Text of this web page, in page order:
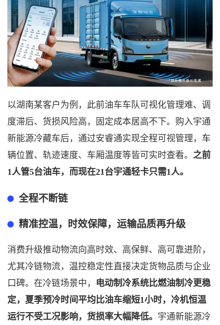
以湖南某客户为例，此前油车车队可视化管理难、调
度滞后、货损风险高，固定成本居高不下。购入宇通
新能源冷藏车后，通过安睿通实现全程可视管理，车
辆位置、轨迹速度、车厢温度等皆可实时查看。 之前
1人管5台油车，而现在21台宇通轻卡只需1人。
全程不断链
精准控温，时效保障，运输品质再升级
消费升级推动物流向高时效、高保鲜、高可靠进阶，
尤其冷链物流，温控稳定性直接决定货物品质与企业
口碑。在冷链场景中， 电动制冷系统比燃油制冷更稳
定，夏季预冷时间平均比油车缩短1小时，冷机恒温
运行不受工况影响，货损率大幅降低。 宇通新能源冷